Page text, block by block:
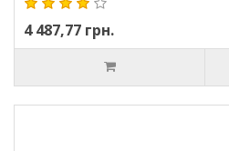
4 487,77 грн.